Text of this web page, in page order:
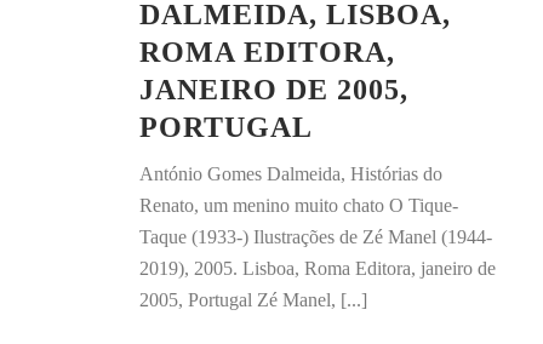
DALMEIDA, LISBOA,
ROMA EDITORA,
JANEIRO DE 2005,
PORTUGAL
António Gomes Dalmeida, Histórias do
Renato, um menino muito chato O Tique-
Taque (1933-) Ilustrações de Zé Manel (1944-
2019), 2005. Lisboa, Roma Editora, janeiro de
2005, Portugal Zé Manel, [...]